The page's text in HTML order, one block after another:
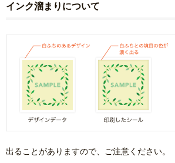
インク溜まりについて
出ることがありますので、ご注意ください。